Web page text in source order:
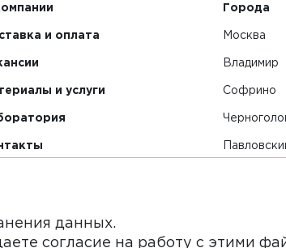
и оплата
и услуги
Города
Москва
Владимир
Софрино
данных.
согласие на работу с этими